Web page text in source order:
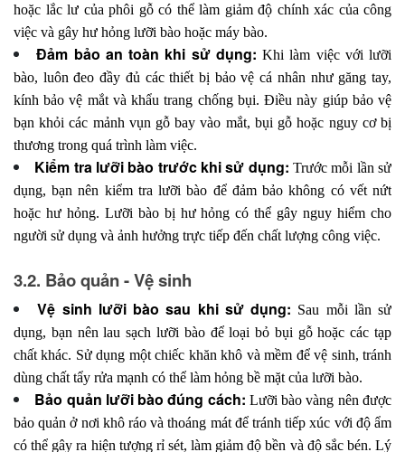
hoặc lắc lư của phôi gỗ có thể làm giảm độ chính xác của công
việc và gây hư hỏng lưỡi bào hoặc máy bào.
Đảm bảo an toàn khi sử dụng: Khi làm việc với lưỡi
bào, luôn đeo đầy đủ các thiết bị bảo vệ cá nhân như găng tay,
kính bảo vệ mắt và khẩu trang chống bụi. Điều này giúp bảo vệ
bạn khỏi các mảnh vụn gỗ bay vào mắt, bụi gỗ hoặc nguy cơ bị
thương trong quá trình làm việc.
Kiểm tra lưỡi bào trước khi sử dụng:Trước mỗi lần sử
dụng, bạn nên kiểm tra lưỡi bào để đảm bảo không có vết nứt
hoặc hư hỏng. Lưỡi bào bị hư hỏng có thể gây nguy hiểm cho
người sử dụng và ảnh hưởng trực tiếp đến chất lượng công việc.
3.2. Bảo quản - Vệ sinh
Vệ sinh lưỡi bào sau khi sử dụng: Sau mỗi lần sử
dụng, bạn nên lau sạch lưỡi bào để loại bỏ bụi gỗ hoặc các tạp
chất khác. Sử dụng một chiếc khăn khô và mềm để vệ sinh, tránh
dùng chất tẩy rửa mạnh có thể làm hỏng bề mặt của lưỡi bào.
Bảo quản lưỡi bào đúng cách: Lưỡi bào vàng nên được
bảo quản ở nơi khô ráo và thoáng mát để tránh tiếp xúc với độ ẩm
có thể gây ra hiện tượng rỉ sét, làm giảm độ bền và độ sắc bén. Lý